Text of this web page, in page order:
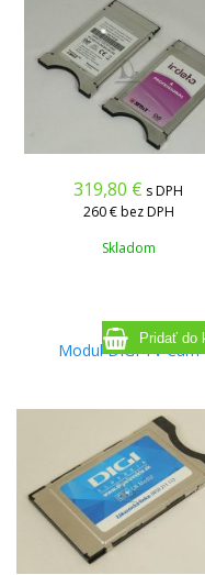
319,80 € s DPH
260 € bez DPH
Skladom
Modul DIGI TV Cam